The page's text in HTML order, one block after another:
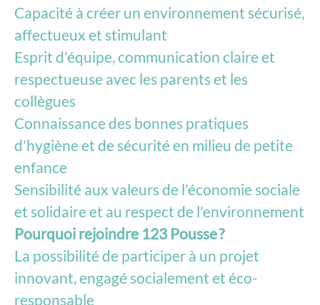
Capacité à créer un environnement sécurisé,
affectueux et stimulant
Esprit d'équipe, communication claire et
respectueuse avec les parents et les
collègues
Connaissance des bonnes pratiques
d'hygiène et de sécurité en milieu de petite
enfance
Sensibilité aux valeurs de l'économie sociale
et solidaire et au respect de l'environnement
Pourquoi rejoindre 123 Pousse ?
La possibilité de participer à un projet
innovant, engagé socialement et éco-
responsable